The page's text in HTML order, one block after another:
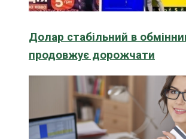
Долар стабільний в
продовжує дорожчати